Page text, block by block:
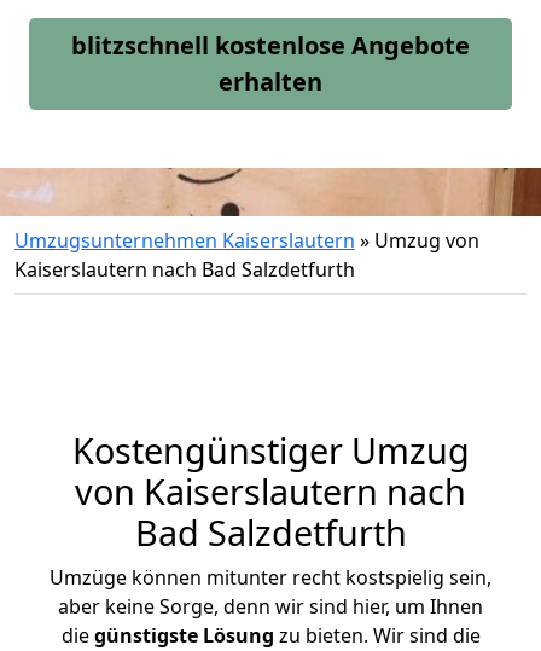
blitzschnell kostenlose Angebote
erhalten
Umzugsunternehmen Kaiserslautern » Umzug von
Kaiserslautern nach Bad Salzdetfurth
Kostengünstiger Umzug
von Kaiserslautern nach
Bad Salzdetfurth
Umzüge können mitunter recht kostspielig sein,
aber keine Sorge, denn wir sind hier, um Ihnen
diegünstigste Lösung zu bieten. Wir sind die